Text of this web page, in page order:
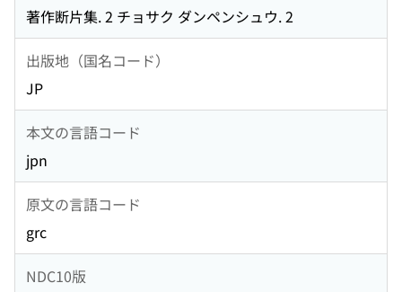
著作断片集. 2 チョサク ダンペンシュウ. 2
出版地（国名コード）
JP
本文の言語コード
jpn
原文の言語コード
grc
NDC10版